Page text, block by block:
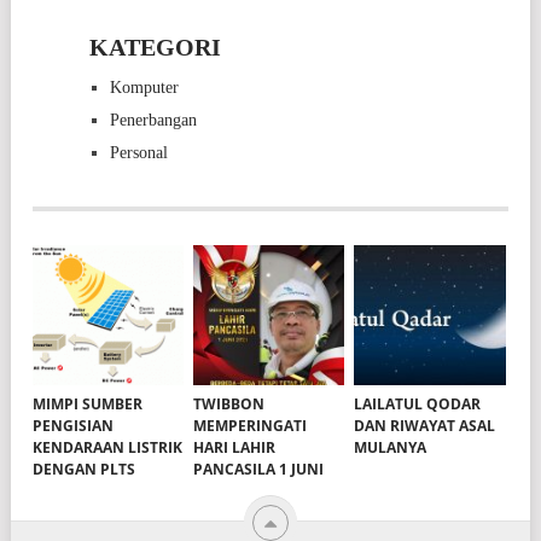
KATEGORI
Komputer
Penerbangan
Personal
MIMPI SUMBER
PENGISIAN
KENDARAAN LISTRIK
DENGAN PLTS
TWIBBON
MEMPERINGATI
HARI LAHIR
PANCASILA 1 JUNI
LAILATUL QODAR
DAN RIWAYAT ASAL
MULANYA